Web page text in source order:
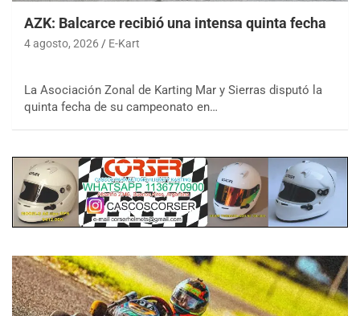
AZK: Balcarce recibió una intensa quinta fecha
4 agosto, 2026 E-Kart
La Asociación Zonal de Karting Mar y Sierras disputó la
quinta fecha de su campeonato en…